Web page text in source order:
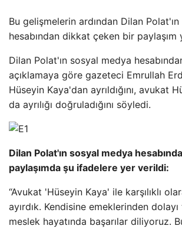
Bu gelişmelerin ardından Dilan
hesabından dikkat çeken bir paylaşım
Dilan Polat'ın sosyal medya
açıklamaya göre gazeteci Emrullah
Hüseyin Kaya'dan ayrıldığını, avukat
da ayrılığı doğruladığını söyledi.
Dilan Polat'ın sosyal medya
paylaşımda şu ifadelere yer verildi:
“Avukat 'Hüseyin Kaya' ile karşılıklı
ayırdık. Kendisine emeklerinden
meslek hayatında başarılar diliyoruz.